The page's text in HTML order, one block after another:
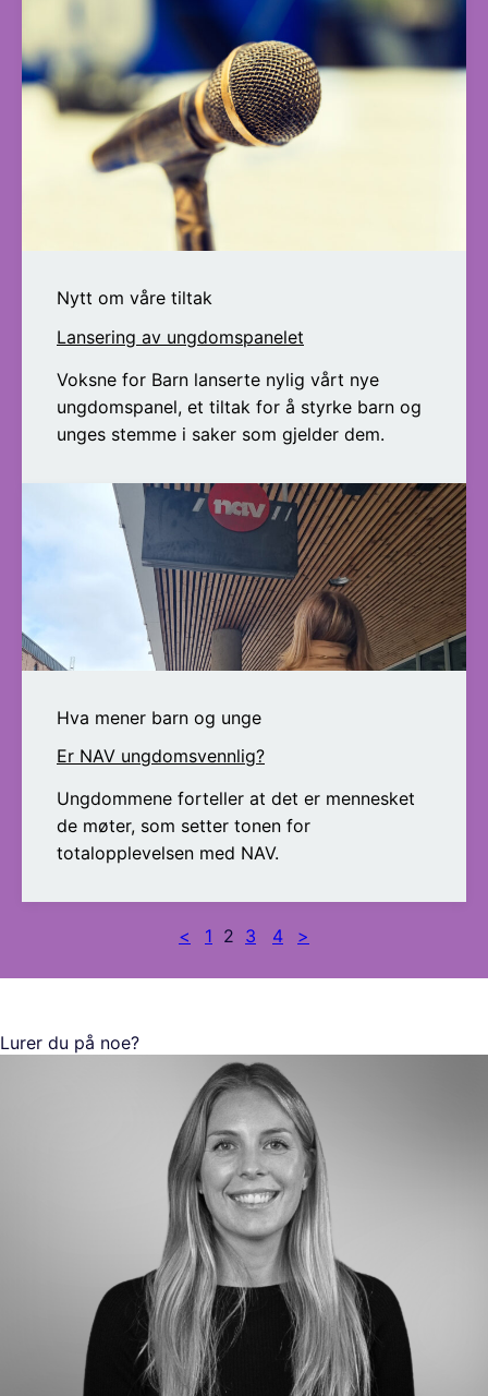
Nytt om våre tiltak
Lansering av ungdomspanelet
Voksne for Barn lanserte nylig vårt nye
ungdomspanel, et tiltak for å styrke barn og
unges stemme i saker som gjelder dem.
Hva mener barn og unge
Er NAV ungdomsvennlig?
Ungdommene forteller at det er mennesket
de møter, som setter tonen for
totalopplevelsen med NAV.
< 1 2 3 4 >
Lurer du på noe?